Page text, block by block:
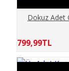
DERİNLİK
Dokuz Adet
799,99TL